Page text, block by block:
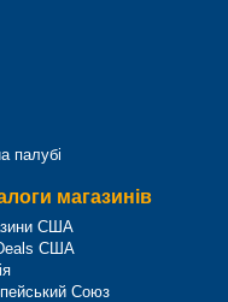
палубі
магазинів
США
США
Союз